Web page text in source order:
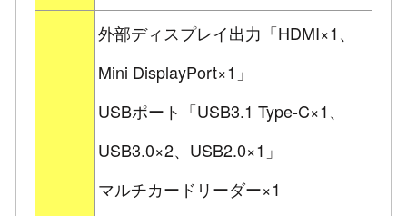
外部ディスプレイ出力「HDMI×1、
Mini DisplayPort×1」
USBポート「USB3.1 Type-C×1、
USB3.0×2、USB2.0×1」
マルチカードリーダー×1